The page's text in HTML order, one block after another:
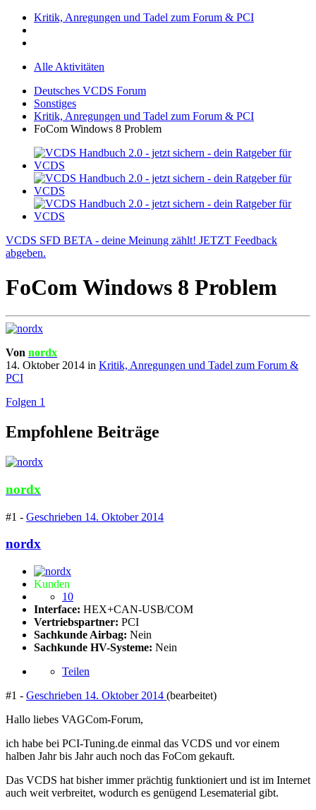
Kritik, Anregungen und Tadel zum Forum & PCI
Alle Aktivitäten
Deutsches VCDS Forum
Sonstiges
Kritik, Anregungen und Tadel zum Forum & PCI
FoCom Windows 8 Problem
VCDS SFD BETA - deine Meinung zählt! JETZT Feedback
abgeben.
FoCom Windows 8 Problem
Von nordx
14. Oktober 2014 in Kritik, Anregungen und Tadel zum Forum &
PCI
Folgen 1
Empfohlene Beiträge
nordx
#1 - Geschrieben 14. Oktober 2014
nordx
Kunden
10
Interface: HEX+CAN-USB/COM
Vertriebspartner: PCI
Sachkunde Airbag: Nein
Sachkunde HV-Systeme: Nein
Teilen
#1 - Geschrieben 14. Oktober 2014 (bearbeitet)
Hallo liebes VAGCom-Forum,
ich habe bei PCI-Tuning.de einmal das VCDS und vor einem
halben Jahr bis Jahr auch noch das FoCom gekauft.
Das VCDS hat bisher immer prächtig funktioniert und ist im Internet
auch weit verbreitet, wodurch es genügend Lesematerial gibt.